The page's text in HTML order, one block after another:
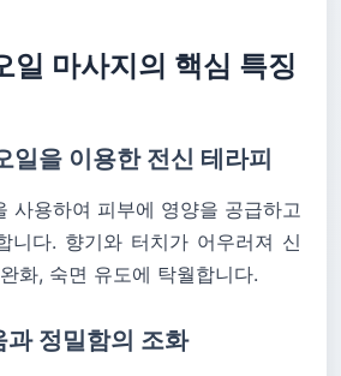
일 마사지의 핵심 특징
을 이용한 전신 테라피
사용하여 피부에 영양을 공급하고
니다. 향기와 터치가 어우러져 신
화, 숙면 유도에 탁월합니다.
정밀함의 조화